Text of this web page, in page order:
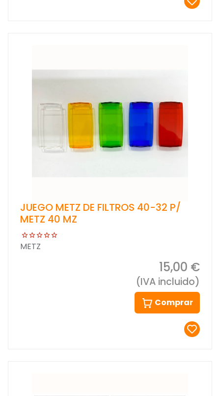
JUEGO METZ DE FILTROS 40-32 P/
METZ 40 MZ
METZ
15,00 €
(IVA incluido)
Comprar